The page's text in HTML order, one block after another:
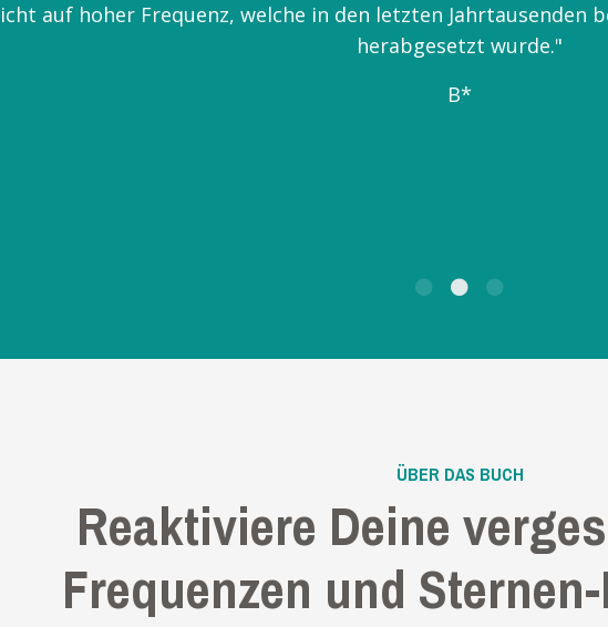
Selbständigkeit zu gehen, dass mein Fühlen meines
ÜBER DAS BUCH
Reaktiviere Deine
Frequenzen und